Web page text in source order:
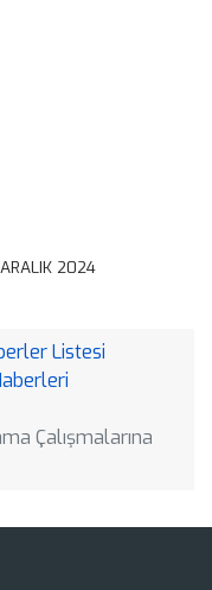
2024
Listesi
Çalışmalarına